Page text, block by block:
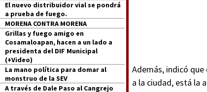
El nuevo distribuidor vial se pondrá
a prueba de fuego.
MORENA CONTRA MORENA
Grillas y fuego amigo en
Cosamaloapan, hacen a un lado a
presidenta del DIF Municipal
(+Video)
La mano política para domar al
monstruo de la SEV
A través de Dale Paso al Cangrejo
Además, indicó
a la ciudad, está la